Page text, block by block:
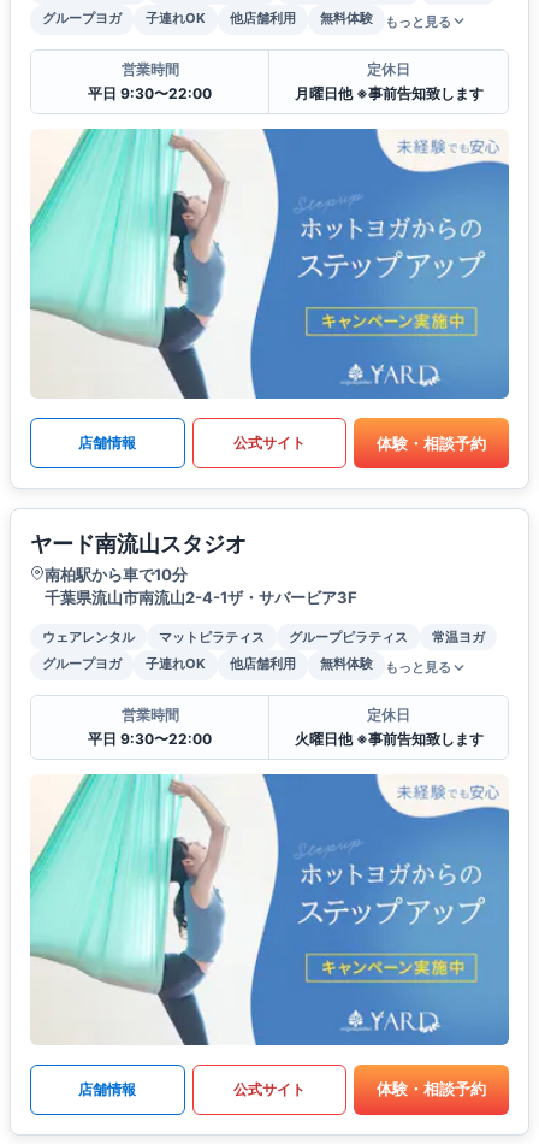
グループヨガ
子連れOK 他店舗利用 無料体験 もっと見る
営業時間
平日 9:30〜22:00
定休日
月曜日他 ※事前告知致します
店舗情報 公式サイト 体験・相談予約
ヤード南流山スタジオ
南柏駅から車で10分
千葉県流山市南流山2-4-1ザ・サバービア3F
ウェアレンタル マットピラティス グループピラティス
常温ヨガ
グループヨガ
子連れOK 他店舗利用 無料体験 もっと見る
営業時間
平日 9:30〜22:00
定休日
火曜日他 ※事前告知致します
店舗情報 公式サイト 体験・相談予約